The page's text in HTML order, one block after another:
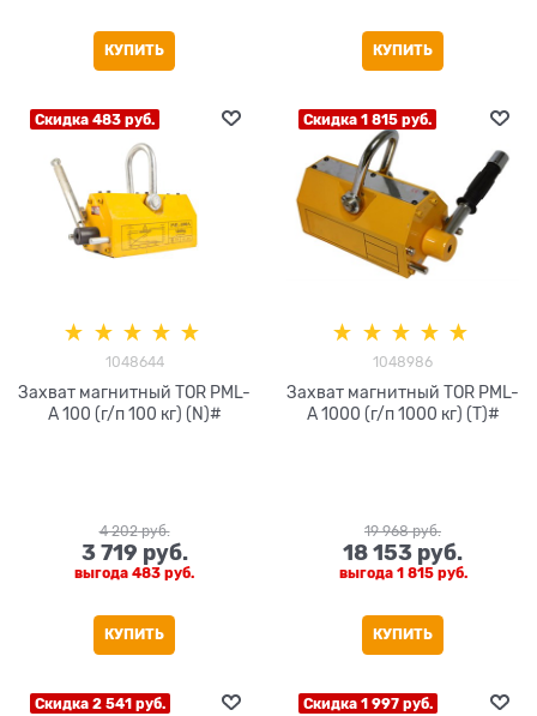
КУПИТЬ КУПИТЬ
Скидка 483 руб.
1048644
Захват магнитный TOR PML-
A 100 (г/п 100 кг) (N)#
4 202 руб.
3 719 руб.
выгода 483 руб.
КУПИТЬ
Скидка 1 815 руб.
1048986
Захват магнитный TOR PML-
A 1000 (г/п 1000 кг) (T)#
19 968 руб.
18 153 руб.
выгода 1 815 руб.
КУПИТЬ
Скидка 2 541 руб. Скидка 1 997 руб.